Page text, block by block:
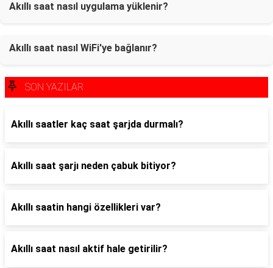
Akıllı saat nasıl uygulama yüklenir?
Akıllı saat nasıl WiFi'ye bağlanır?
SON YAZILAR
Akıllı saatler kaç saat şarjda durmalı?
Akıllı saat şarjı neden çabuk bitiyor?
Akıllı saatin hangi özellikleri var?
Akıllı saat nasıl aktif hale getirilir?